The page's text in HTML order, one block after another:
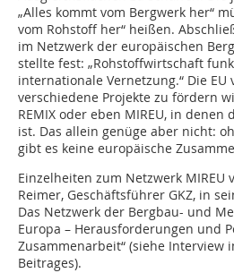
„Alles kommt vom Bergwerk her“
vom Rohstoff her“ heißen.
im Netzwerk der europäischen
stellte fest: „Rohstoffwirtschaft
internationale Vernetzung.“ Die
verschiedene Projekte zu fördern
REMIX oder eben MIREU, in denen
ist. Das allein genüge aber nicht:
gibt es keine europäische
Einzelheiten zum Netzwerk
Reimer, Geschäftsführer GKZ, in
Das Netzwerk der Bergbau- und
Europa – Herausforderungen und
Zusammenarbeit“ (siehe Interview
Beitrages).